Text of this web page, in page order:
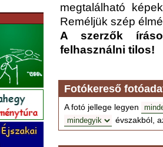
megtalálható
Reméljük szép
A szerzők
felhasználni tilos!
Fotókereső
A fotó jellege legyen
évszakból,